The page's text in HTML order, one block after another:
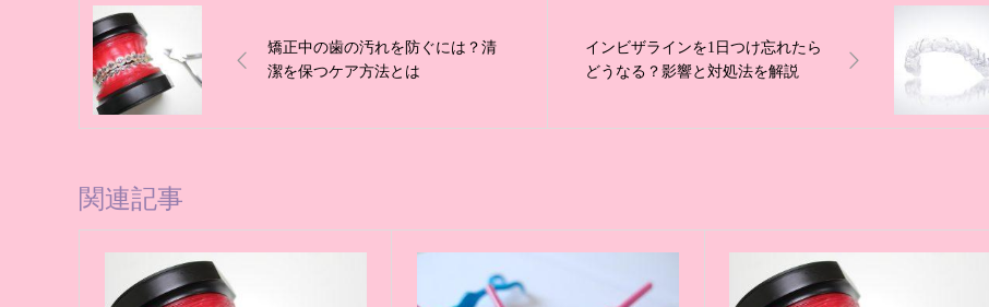
矯正中の歯の汚れを防ぐには？清
潔を保つケア方法とは
インビザラインを1日つけ忘れたら
どうなる？影響と対処法を解説
関連記事